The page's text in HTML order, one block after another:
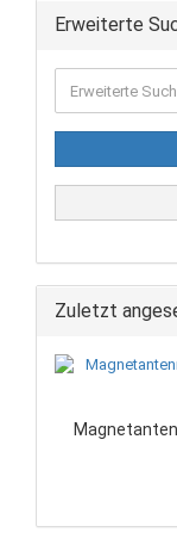
Erweiterte
Zuletzt